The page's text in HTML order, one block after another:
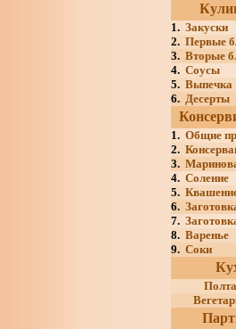
1. Закуски
2. Первые
3. Вторые
4. Соусы
5. Выпечка
6. Десерты
1. Общие
2.
3.
4. Соление
5.
6.
7.
8. Варенье
9. Соки